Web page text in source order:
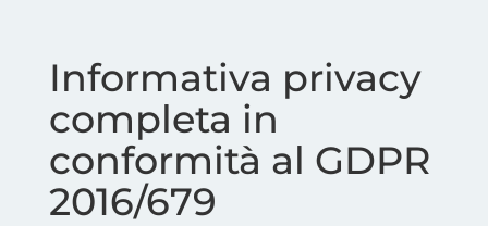
Informativa privacy
completa in
conformità al GDPR
2016/679